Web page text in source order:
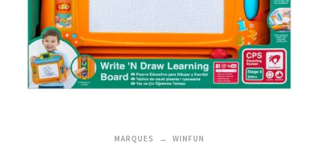
MARQUES WINFUN